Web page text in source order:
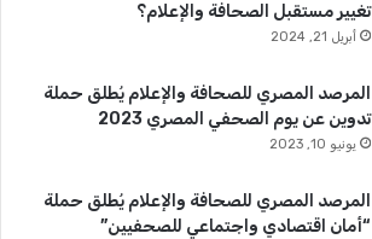
تغيير مستقبل الصحافة والإعلام؟
أبريل 21, 2024
المرصد المصري للصحافة والإعلام يُطلق حملة
تدوين عن يوم الصحفي المصري 2023
يونيو 10, 2023
المرصد المصري للصحافة والإعلام يُطلق حملة
“أمان اقتصادي واجتماعي للصحفيين”